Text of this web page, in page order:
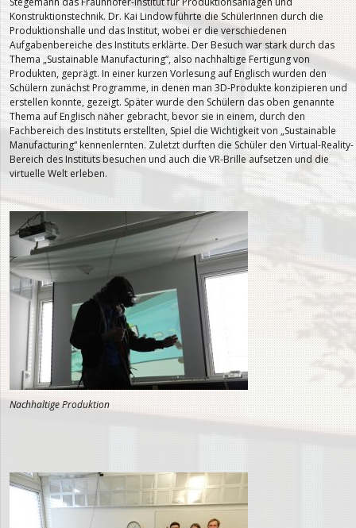
Konstruktionstechnik. Dr. Kai Lindow führte die SchülerInnen durch die
Produktionshalle und das Institut, wobei er die verschiedenen
Aufgabenbereiche des Instituts erklärte. Der Besuch war stark durch das
Thema „Sustainable Manufacturing“, also nachhaltige Fertigung von
Produkten, geprägt. In einer kurzen Vorlesung auf Englisch wurden den
Schülern zunächst Programme, in denen man 3D-Produkte konzipieren und
erstellen konnte, gezeigt. Später wurde den Schülern das oben genannte
Thema auf Englisch näher gebracht, bevor sie in einem, durch den
Fachbereich des Instituts erstellten, Spiel die Wichtigkeit von „Sustainable
Manufacturing“ kennenlernten. Zuletzt durften die Schüler den Virtual-Reality-
Bereich des Instituts besuchen und auch die VR-Brille aufsetzen und die
virtuelle Welt erleben.
Nachhaltige Produktion